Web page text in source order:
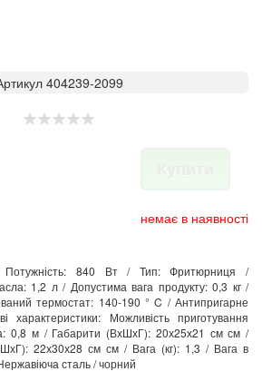
404239-2099
немає в наявності
840 Вт / Тип: Фритюрниця /
1,2 л / Допустима вага продукту: 0,3 кг /
термостат: 140-190 ° C / Антипригарне
характеристики: Можливість приготування
0,8 м / Габарити (ВхШхГ): 20х25х21 см см /
22х30х28 см см / Вага (кг): 1,3 / Вага в
сталь / чорний